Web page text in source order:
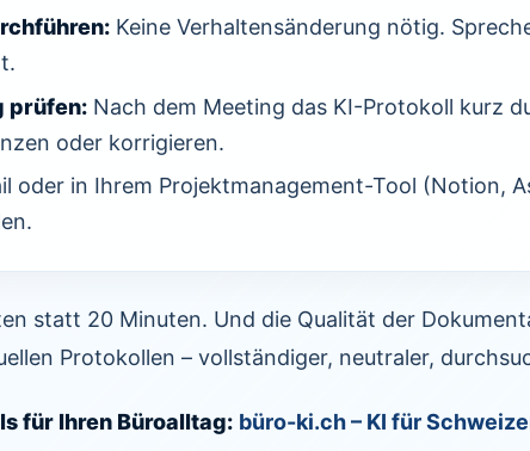
Keine Verhaltensänderung nötig.
prüfen: Nach dem Meeting das KI-Protokoll kurz
oder korrigieren.
oder in Ihrem Projektmanagement-Tool (Notion,
statt 20 Minuten. Und die Qualität der
Protokollen – vollständiger, neutraler,
für Ihren Büroalltag: büro-ki.ch – KI für